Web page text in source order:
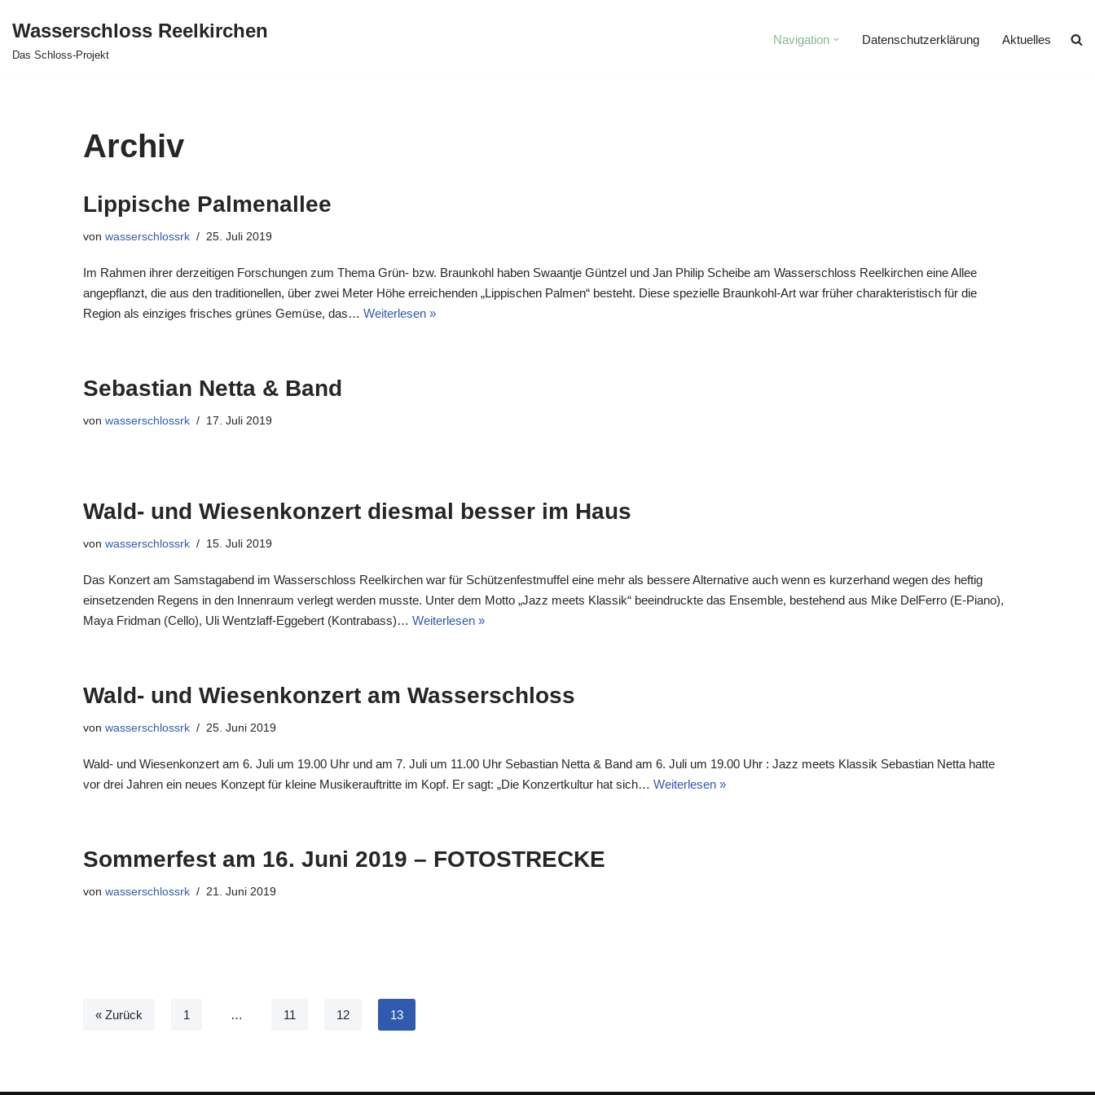
Wasserschloss Reelkirchen
Das Schloss-Projekt
Navigation Datenschutzerklärung Aktuelles
Archiv
Lippische Palmenallee
von wasserschlossrk 25. Juli 2019
Im Rahmen ihrer derzeitigen Forschungen zum Thema Grün- bzw. Braunkohl haben Swaantje Güntzel und Jan Philip Scheibe am Wasserschloss Reelkirchen eine Allee
angepflanzt, die aus den traditionellen, über zwei Meter Höhe erreichenden „Lippischen Palmen“ besteht. Diese spezielle Braunkohl-Art war früher charakteristisch für die
Region als einziges frisches grünes Gemüse, das… Weiterlesen »
Sebastian Netta & Band
von wasserschlossrk 17. Juli 2019
Wald- und Wiesenkonzert diesmal besser im Haus
von wasserschlossrk 15. Juli 2019
Das Konzert am Samstagabend im Wasserschloss Reelkirchen war für Schützenfestmuffel eine mehr als bessere Alternative auch wenn es kurzerhand wegen des heftig
einsetzenden Regens in den Innenraum verlegt werden musste. Unter dem Motto „Jazz meets Klassik“ beeindruckte das Ensemble, bestehend aus Mike DelFerro (E-Piano),
Maya Fridman (Cello), Uli Wentzlaff-Eggebert (Kontrabass)… Weiterlesen »
Wald- und Wiesenkonzert am Wasserschloss
von wasserschlossrk 25. Juni 2019
Wald- und Wiesenkonzert am 6. Juli um 19.00 Uhr und am 7. Juli um 11.00 Uhr Sebastian Netta & Band am 6. Juli um 19.00 Uhr : Jazz meets Klassik Sebastian Netta hatte
vor drei Jahren ein neues Konzept für kleine Musikerauftritte im Kopf. Er sagt: „Die Konzertkultur hat sich… Weiterlesen »
Sommerfest am 16. Juni 2019 – FOTOSTRECKE
von wasserschlossrk 21. Juni 2019
« Zurück 1 … 11 12 13